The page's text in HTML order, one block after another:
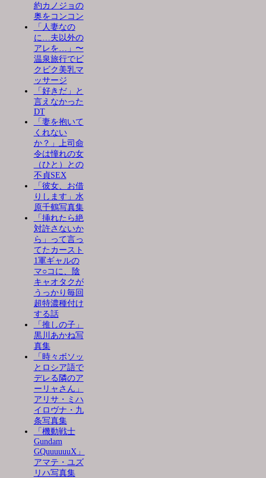
約カノジョの
奥をコンコン
「人妻なの
に…夫以外の
アレを…」〜
温泉旅行でビ
クビク美乳マ
ッサージ
「好きだ」と
言えなかった
DT
「妻を抱いて
くれない
か？」上司命
令は憧れの女
（ひと）との
不貞SEX
「彼女、お借
りします」水
原千鶴写真集
「挿れたら絶
対許さないか
ら」って言っ
てたカースト
1軍ギャルの
マ○コに、陰
キャオタクが
うっかり毎回
超特濃種付け
する話
「推しの子」
黒川あかね写
真集
「時々ボソッ
とロシア語で
デレる隣のア
ーリャさん」
アリサ・ミハ
イロヴナ・九
条写真集
「機動戦士
Gundam
GQuuuuuuX」
アマテ・ユズ
リハ写真集